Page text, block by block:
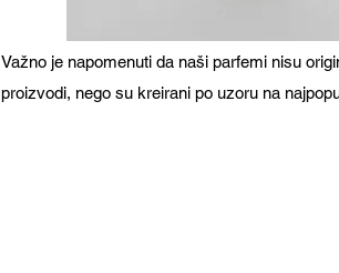
Važno je napomenuti da naši parfemi nisu
proizvodi, nego su kreirani po uzoru na